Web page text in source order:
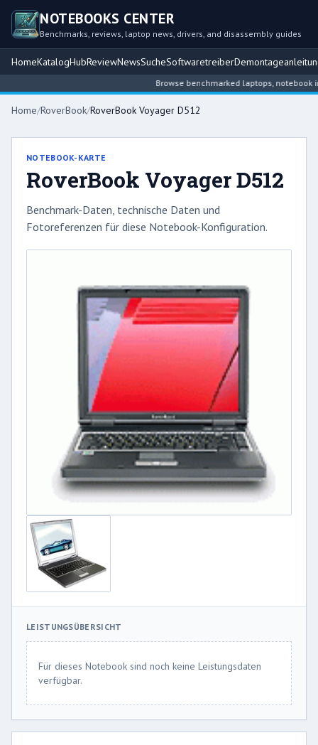
NOTEBOOKS CENTER
Benchmarks, reviews, laptop news, drivers, and disassembly guides
HomeKatalogHubReviewNewsSucheSoftwaretreiber
Browse benchmarked laptops, notebook
Home/RoverBook/RoverBook Voyager D512
NOTEBOOK-KARTE
RoverBook Voyager D512
Benchmark-Daten, technische Daten und
Fotoreferenzen für diese Notebook-Konfiguration.
LEISTUNGSÜBERSICHT
Für dieses Notebook sind noch keine Leistungsdaten
verfügbar.